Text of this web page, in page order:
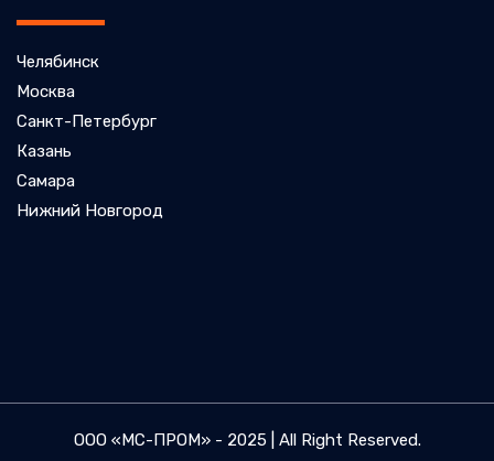
Челябинск
Москва
Санкт-Петербург
Казань
Самара
Нижний Новгород
ООО «МС-ПРОМ» - 2025 | All Right Reserved.